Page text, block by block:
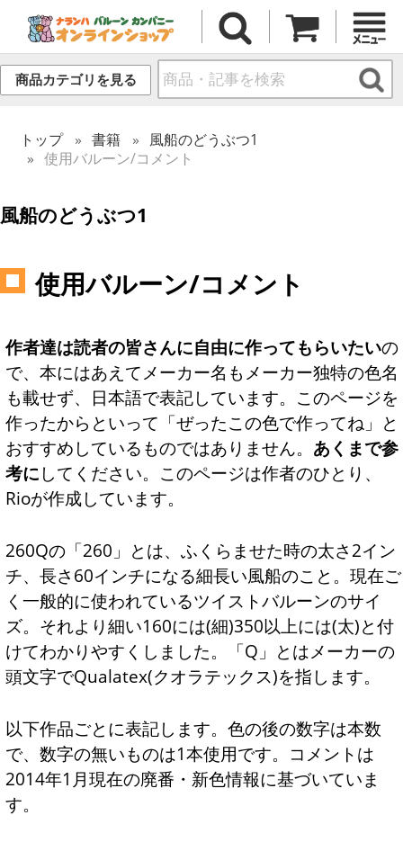
商品カテゴリを見る
トップ 書籍
風船のどうぶつ1
使用バルーン/コメント
風船のどうぶつ1
使用バルーン/コメント
作者達は読者の皆さんに自由に作ってもらいたいの
で、本にはあえてメーカー名もメーカー独特の色名
も載せず、日本語で表記しています。このページを
作ったからといって「ぜったこの色で作ってね」と
おすすめしているものではありません。 あくまで参
考に してください。このページは作者のひとり、
Rioが作成しています。
260Qの「260」とは、ふくらませた時の太さ2イン
チ、長さ60インチになる細長い風船のこと。現在ご
く一般的に使われているツイストバルーンのサイ
ズ。それより細い160には(細)350以上には(太)と付
けてわかりやすくしました。「Q」とはメーカーの
頭文字でQualatex(クオラテックス)を指します。
以下作品ごとに表記します。色の後の数字は本数
で、数字の無いものは1本使用です。コメントは
2014年1月現在の廃番・新色情報に基づいていま
す。